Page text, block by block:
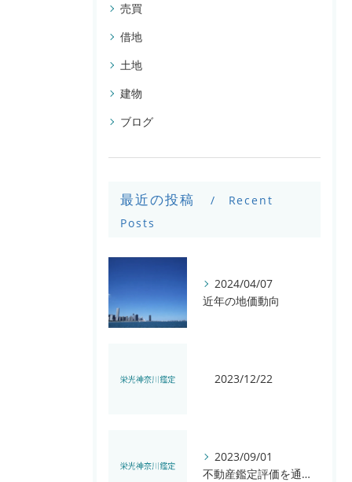
売買
借地
土地
建物
ブログ
最近の投稿
Recent
Posts
2024/04/07
近年の地価動向
2023/12/22
2023/09/01
不動産鑑定評価を通して学ぶこと